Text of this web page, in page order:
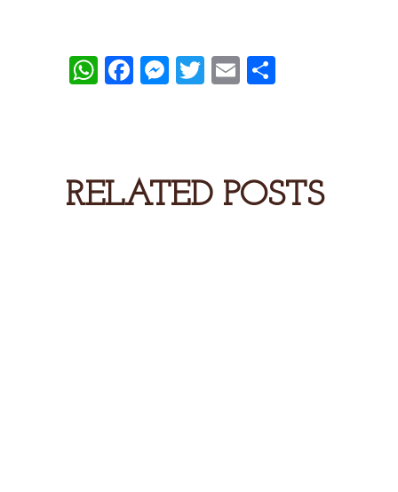
WhatsApp
Facebook
Messenger
Twitter
Email
RELATED POSTS